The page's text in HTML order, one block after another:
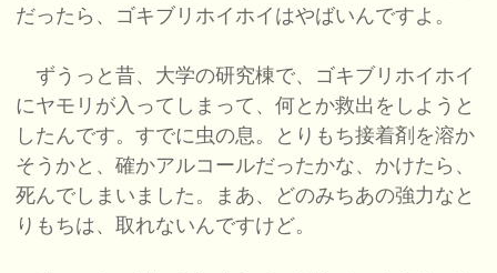
だったら、ゴキブリホイホイはやばいんですよ。
ずうっと昔、大学の研究棟で、ゴキブリホイホイ
にヤモリが入ってしまって、何とか救出をしようと
したんです。すでに虫の息。とりもち接着剤を溶か
そうかと、確かアルコールだったかな、かけたら、
死んでしまいました。まあ、どのみちあの強力なと
りもちは、取れないんですけど。